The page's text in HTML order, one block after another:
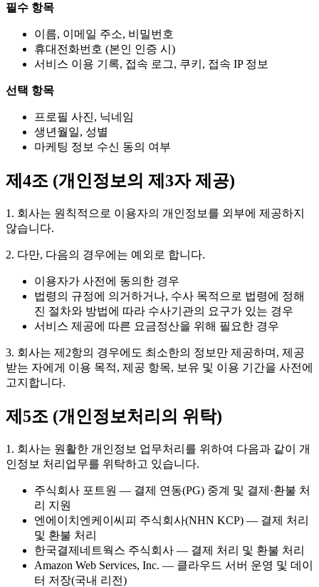
필수 항목
이름, 이메일 주소, 비밀번호
휴대전화번호 (본인 인증 시)
서비스 이용 기록, 접속 로그, 쿠키, 접속 IP 정보
선택 항목
프로필 사진, 닉네임
생년월일, 성별
마케팅 정보 수신 동의 여부
제4조 (개인정보의 제3자 제공)
1. 회사는 원칙적으로 이용자의 개인정보를 외부에 제공하지
않습니다.
2. 다만, 다음의 경우에는 예외로 합니다.
이용자가 사전에 동의한 경우
법령의 규정에 의거하거나, 수사 목적으로 법령에 정해
진 절차와 방법에 따라 수사기관의 요구가 있는 경우
서비스 제공에 따른 요금정산을 위해 필요한 경우
3. 회사는 제2항의 경우에도 최소한의 정보만 제공하며, 제공
받는 자에게 이용 목적, 제공 항목, 보유 및 이용 기간을 사전에
고지합니다.
제5조 (개인정보처리의 위탁)
1. 회사는 원활한 개인정보 업무처리를 위하여 다음과 같이 개
인정보 처리업무를 위탁하고 있습니다.
주식회사 포트원 — 결제 연동(PG) 중계 및 결제·환불 처
리 지원
엔에이치엔케이씨피 주식회사(NHN KCP) — 결제 처리
및 환불 처리
한국결제네트웍스 주식회사 — 결제 처리 및 환불 처리
Amazon Web Services, Inc. — 클라우드 서버 운영 및 데이
터 저장(국내 리전)